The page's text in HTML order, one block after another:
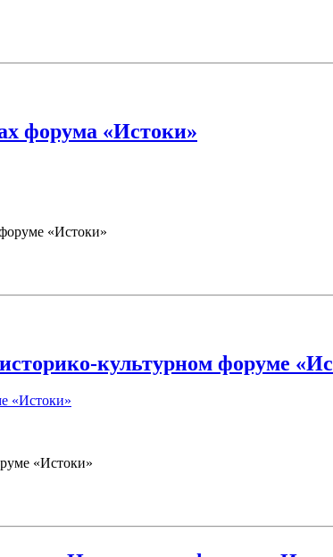
форума «Истоки»
«Истоки»
культурном форуме
«Истоки»
«Истоки»